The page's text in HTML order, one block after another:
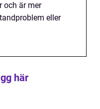
och är mer
eller
här